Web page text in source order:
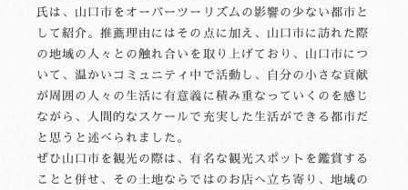
氏は、山口市をオーバーツーリズムの影響の少ない都市と
して紹介。推薦理由にはその点に加え、山口市に訪れた際
の地域の人々との触れ合いを取り上げており、山口市につ
いて、温かいコミュニティ中で活動し、自分の小さな貢献
が周囲の人々の生活に有意義に積み重なっていくのを感じ
ながら、人間的なスケールで充実した生活ができる都市だ
と思うと述べられました。
ぜひ山口市を観光の際は、有名な観光スポットを鑑賞する
ことと併せ、その土地ならではのお店へ立ち寄り、地域の